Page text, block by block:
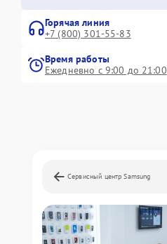
Горячая линия
+7 (800) 301-55-83
Время работы
Ежедневно с 9:00 до 21:00
Сервисный центр Samsung